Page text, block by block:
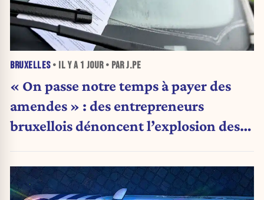
BRUXELLES• IL Y A 1 JOUR• PAR J.PE
« On passe notre temps à payer des
amendes » : des entrepreneurs
bruxellois dénoncent l’explosion des